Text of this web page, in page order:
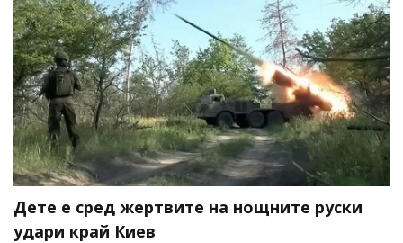
Дете е сред жертвите на нощните руски
удари край Киев